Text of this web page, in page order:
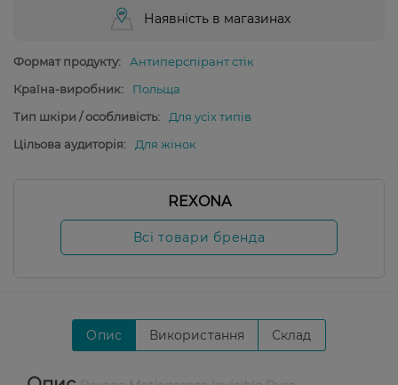
Наявність в магазинах
Формат продукту:
Антиперспірант стік
Країна-виробник:
Польща
Тип шкіри / особливість:
Для усіх типів
Цільова аудиторія:
Для жінок
REXONA
Всі товари бренда
Опис Використання Склад